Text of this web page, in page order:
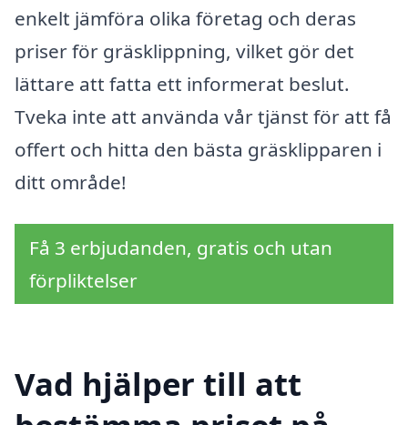
enkelt jämföra olika företag och deras
priser för gräsklippning, vilket gör det
lättare att fatta ett informerat beslut.
Tveka inte att använda vår tjänst för att få
offert och hitta den bästa gräsklipparen i
ditt område!
Få 3 erbjudanden, gratis och utan
förpliktelser
Vad hjälper till att